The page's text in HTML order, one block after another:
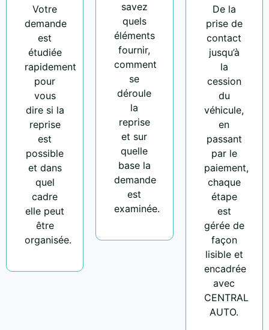
Votre
demande
est
étudiée
rapidement
pour
vous
dire si la
reprise
est
possible
et dans
quel
cadre
elle peut
être
organisée.
savez
quels
éléments
fournir,
comment
se
déroule
la
reprise
et sur
quelle
base la
demande
est
examinée.
De la
prise de
contact
jusqu’à
la
cession
du
véhicule,
en
passant
par le
paiement,
chaque
étape
est
gérée de
façon
lisible et
encadrée
avec
CENTRAL
AUTO.